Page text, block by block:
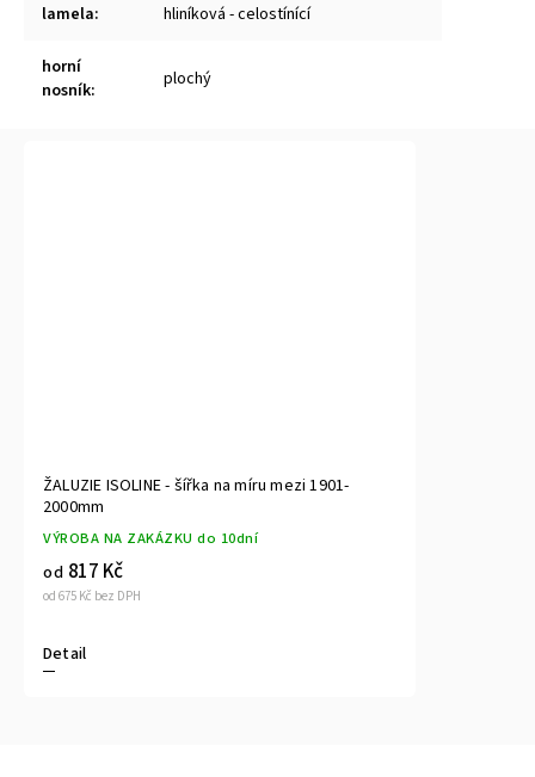
lamela: hliníková - celostínící
horní
nosník: plochý
ŽALUZIE ISOLINE - šířka na míru mezi 1901-
2000mm
VÝROBA NA ZAKÁZKU do 10dní
od 675 Kč bez DPH
od 817 Kč
Detail